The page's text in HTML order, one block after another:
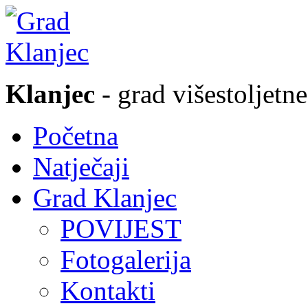
Klanjec - grad
Početna
Natječaji
Grad Klanjec
POVIJEST
Fotogalerija
Kontakti